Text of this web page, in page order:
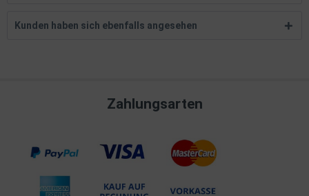
Kunden haben sich ebenfalls angesehen
Zahlungsarten